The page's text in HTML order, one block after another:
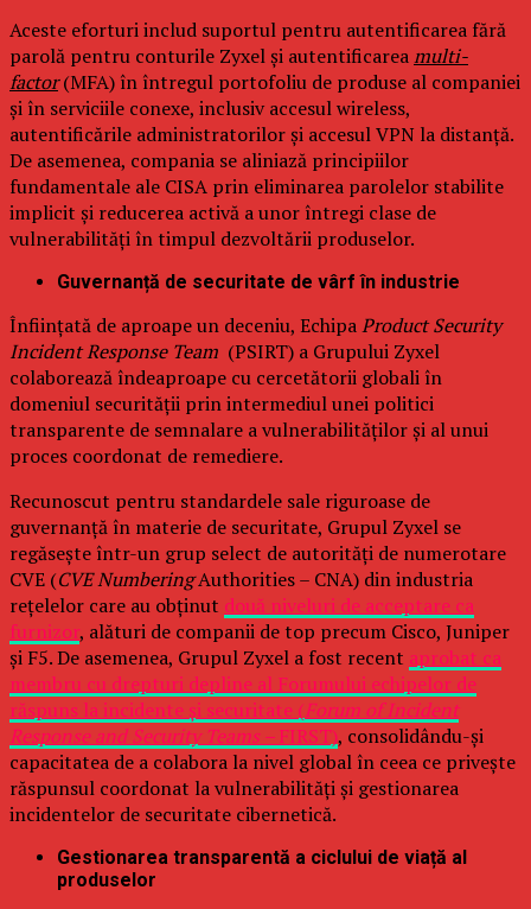
Aceste eforturi includ suportul pentru autentificarea fără
parolă pentru conturile Zyxel și autentificareamulti-
factor(MFA) în întregul portofoliu de produse al companiei
și în serviciile conexe, inclusiv accesul wireless,
autentificările administratorilor și accesul VPN la distanță.
De asemenea, compania se aliniază principiilor
fundamentale ale CISA prin eliminarea parolelor stabilite
implicit și reducerea activă a unor întregi clase de
vulnerabilități în timpul dezvoltării produselor.
Guvernanță de securitate de vârf în industrie
Înființată de aproape un deceniu, EchipaProduct Security
Incident Response Team (PSIRT) a Grupului Zyxel
colaborează îndeaproape cu cercetătorii globali în
domeniul securității prin intermediul unei politici
transparente de semnalare a vulnerabilităților și al unui
proces coordonat de remediere.
Recunoscut pentru standardele sale riguroase de
guvernanță în materie de securitate, Grupul Zyxel se
regăsește într-un grup select de autorități de numerotare
CVE (CVE NumberingAuthorities – CNA) din industria
rețelelor care au obținut două niveluri de acceptare ca
furnizor, alături de companii de top precum Cisco, Juniper
și F5. De asemenea, Grupul Zyxel a fost recent aprobat ca
membru cu drepturi depline al Forumului echipelor de
răspuns la incidente și securitate (Forum of Incident
Response and Security Teams –FIRST), consolidându-și
capacitatea de a colabora la nivel global în ceea ce privește
răspunsul coordonat la vulnerabilități și gestionarea
incidentelor de securitate cibernetică.
Gestionarea transparentă a ciclului de viață al
produselor